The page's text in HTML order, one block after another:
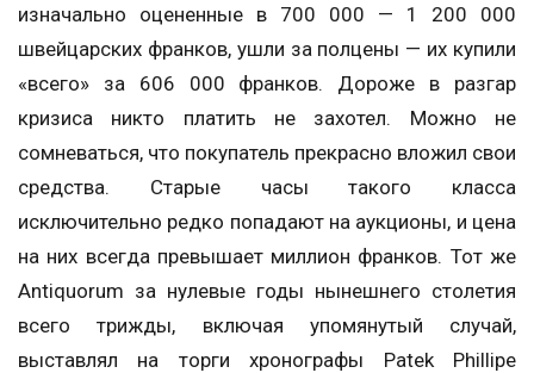
изначально оцененные в 700 000 — 1 200 000
швейцарских франков, ушли за полцены — их купили
«всего» за 606 000 франков. Дороже в разгар
кризиса никто платить не захотел. Можно не
сомневаться, что покупатель прекрасно вложил свои
средства. Старые часы такого класса
исключительно редко попадают на аукционы, и цена
на них всегда превышает миллион франков. Тот же
Antiquorum за нулевые годы нынешнего столетия
всего трижды, включая упомянутый случай,
выставлял на торги хронографы Patek Phillipe